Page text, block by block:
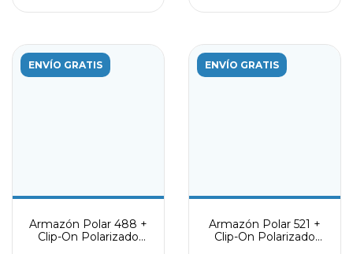
ENVÍO GRATIS
Armazón Polar 488 +
Clip-On Polarizado
ENVÍO GRATIS
Armazón Polar 521 +
Clip-On Polarizado